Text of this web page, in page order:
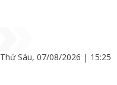
Thứ Sáu, 07/08/2026 | 15:25